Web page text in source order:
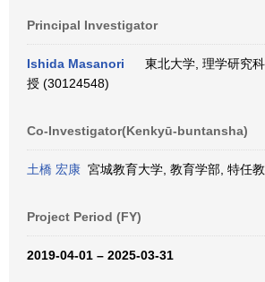
Principal Investigator
Ishida Masanori
東北大学, 理学研究
授 (30124548)
Co-Investigator(Kenkyū-buntansha)
土橋 宏康 宮城教育大学, 教育学部, 特任
Project Period (FY)
2019-04-01 – 2025-03-31